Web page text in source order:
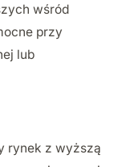
wśród
przy
lub
rynek z wyższą